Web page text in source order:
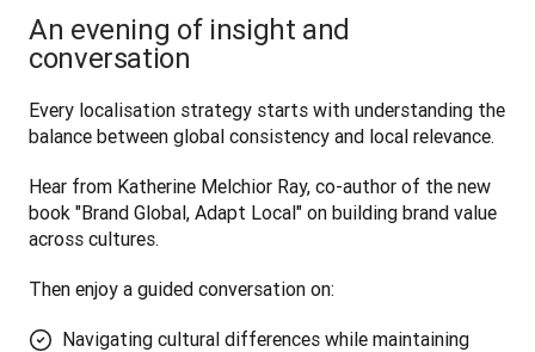
An evening of insight and
conversation
Every localisation strategy starts with understanding the
balance between global consistency and local relevance.
Hear from Katherine Melchior Ray, co-author of the new
book "Brand Global, Adapt Local" on building brand value
across cultures.
Then enjoy a guided conversation on:
Navigating cultural differences while maintaining